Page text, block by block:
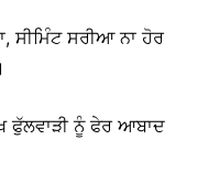
ਸੀਮਿੰਟ ਸਰੀਆ ਨਾ ਹੋਰ
ਫੁੱਲਵਾੜੀ ਨੂੰ ਫੇਰ ਆਬਾਦ